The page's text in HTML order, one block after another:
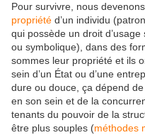
Pour survivre, nous
propriété d’un individu
qui possède un droit
ou symbolique), dans des
sommes leur propriété et ils
sein d’un État ou d’une
dure ou douce, ça dépend
en son sein et de la
tenants du pouvoir de la
être plus souples (méthodes